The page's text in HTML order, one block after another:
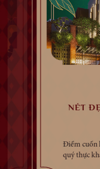
NÉT ĐẸP
Điểm cuốn hút
quý thực khách
trọng, vừa được